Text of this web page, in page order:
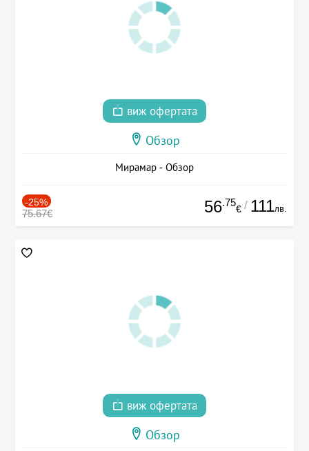
виж офертата
Обзор
Мирамар - Обзор
-25%
75.67€ 56.75
€ / 111лв.
виж офертата
Обзор